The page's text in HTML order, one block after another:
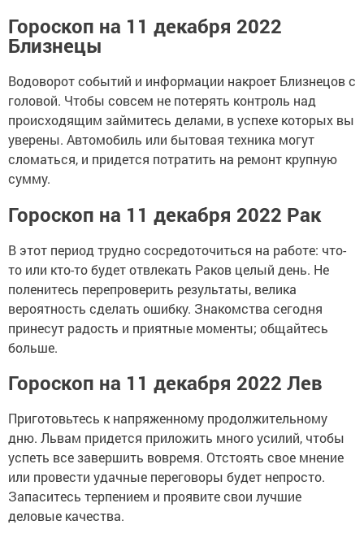
Гороскоп на 11 декабря 2022
Близнецы
Водоворот событий и информации накроет Близнецов с
головой. Чтобы совсем не потерять контроль над
происходящим займитесь делами, в успехе которых вы
уверены. Автомобиль или бытовая техника могут
сломаться, и придется потратить на ремонт крупную
сумму.
Гороскоп на 11 декабря 2022 Рак
В этот период трудно сосредоточиться на работе: что-
то или кто-то будет отвлекать Раков целый день. Не
поленитесь перепроверить результаты, велика
вероятность сделать ошибку. Знакомства сегодня
принесут радость и приятные моменты; общайтесь
больше.
Гороскоп на 11 декабря 2022 Лев
Приготовьтесь к напряженному продолжительному
дню. Львам придется приложить много усилий, чтобы
успеть все завершить вовремя. Отстоять свое мнение
или провести удачные переговоры будет непросто.
Запаситесь терпением и проявите свои лучшие
деловые качества.